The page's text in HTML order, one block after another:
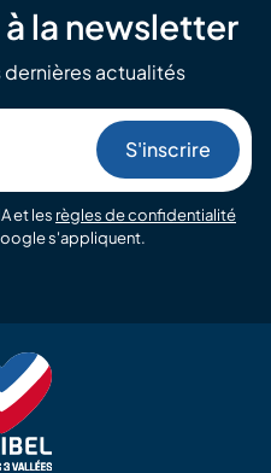
la newsletter
dernières actualités
et les règles de confidentialité
s'appliquent.